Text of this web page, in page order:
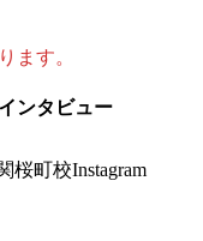
ます。
ンタビュー
桜町校Instagram